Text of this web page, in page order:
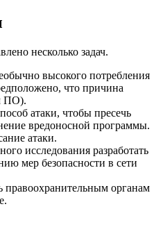
несколько задач.
высокого потребления
что причина
ПО).
атаки, чтобы пресечь
вредоносной программы.
атаки.
исследования разработать
мер безопасности в сети
органам